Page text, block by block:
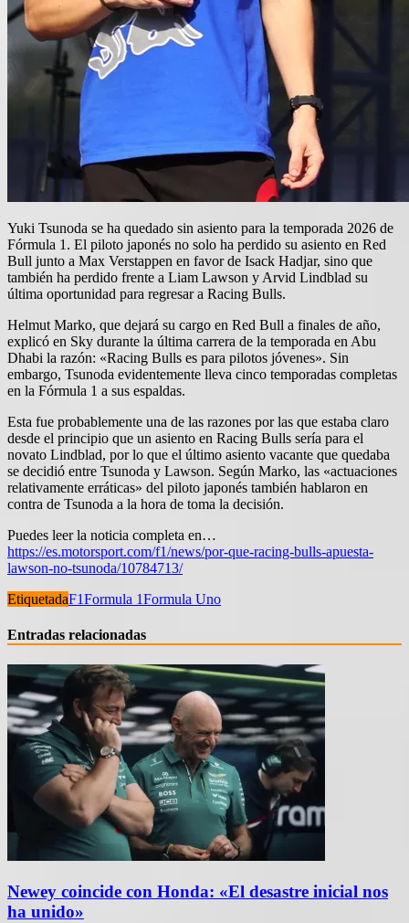
Yuki Tsunoda se ha quedado sin asiento para la temporada 2026 de
Fórmula 1. El piloto japonés no solo ha perdido su asiento en Red
Bull junto a Max Verstappen en favor de Isack Hadjar, sino que
también ha perdido frente a Liam Lawson y Arvid Lindblad su
última oportunidad para regresar a Racing Bulls.
Helmut Marko, que dejará su cargo en Red Bull a finales de año,
explicó en Sky durante la última carrera de la temporada en Abu
Dhabi la razón: «Racing Bulls es para pilotos jóvenes». Sin
embargo, Tsunoda evidentemente lleva cinco temporadas completas
en la Fórmula 1 a sus espaldas.
Esta fue probablemente una de las razones por las que estaba claro
desde el principio que un asiento en Racing Bulls sería para el
novato Lindblad, por lo que el último asiento vacante que quedaba
se decidió entre Tsunoda y Lawson. Según Marko, las «actuaciones
relativamente erráticas» del piloto japonés también hablaron en
contra de Tsunoda a la hora de toma la decisión.
Puedes leer la noticia completa en…
https://es.motorsport.com/f1/news/por-que-racing-bulls-apuesta-
lawson-no-tsunoda/10784713/
EtiquetadaF1Formula 1Formula Uno
Entradas relacionadas
Newey coincide con Honda: «El desastre inicial nos
ha unido»